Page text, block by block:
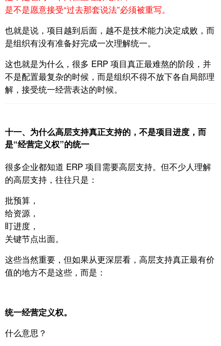
是不是愿意接受“过去那套说法”必须被重写。
也就是说，项目越到后面， 越不是技术能力决定成败， 而
是组织有没有准备好完成一次理解统一。
这也就是为什么，很多 ERP 项目真正最难熬的阶段， 并
不是配置最复杂的时候， 而是组织不得不放下各自局部理
解，接受统一经营表达的时候。
十一、为什么高层支持真正支持的，不是项目进度，而
是“经营定义权”的统一
很多企业都知道 ERP 项目需要高层支持。 但不少人理解
的高层支持，往往只是：
批预算，
给资源，
盯进度，
关键节点出面。
这些当然重要，但如果从更深层看，高层支持真正最有价
值的地方不是这些， 而是：
统一经营定义权。
什么意思？